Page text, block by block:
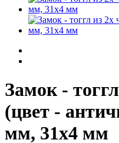
Замок -
(цвет -
мм, 31х4 мм